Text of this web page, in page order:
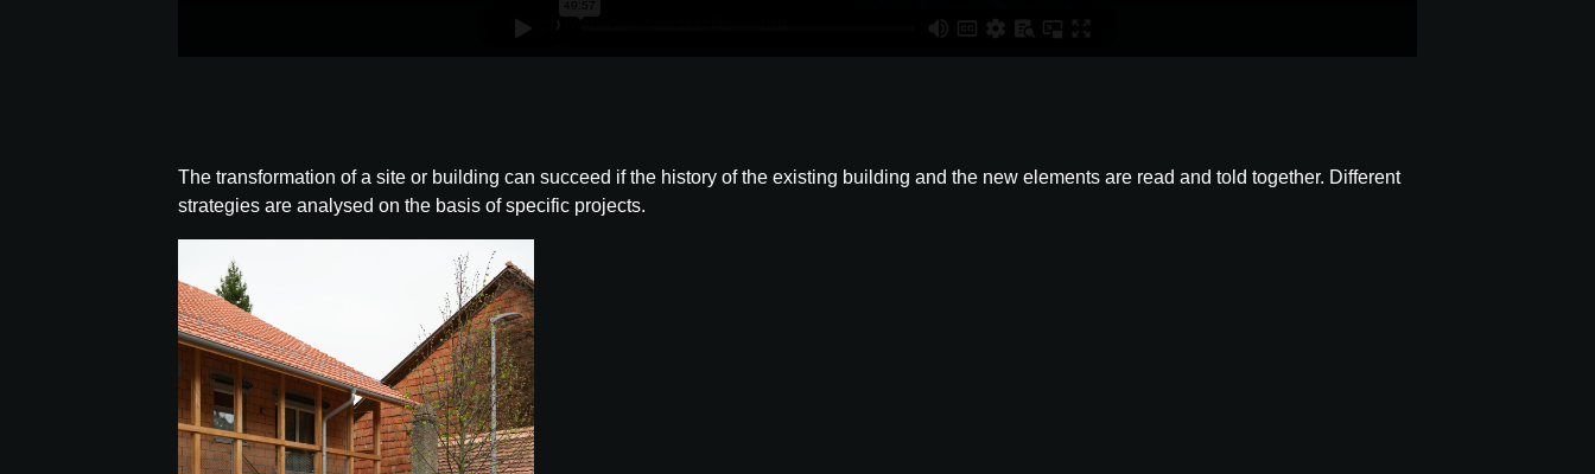
The transformation of a site or building can succeed if the history of the existing building and the new elements are read and told together. Different
strategies are analysed on the basis of specific projects.